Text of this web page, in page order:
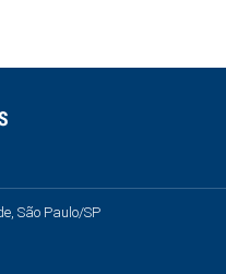
São Paulo/SP